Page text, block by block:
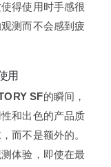
得使用时手感很
测而不会感到疲
用
SF的瞬间，
和出色的产品质
而不是额外的。
体验，即使在最